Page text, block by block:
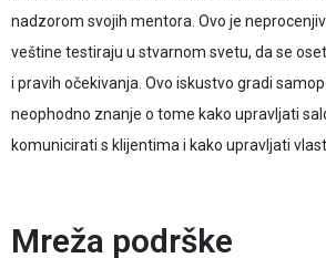
nadzorom svojih mentora. Ovo je
veštine testiraju u stvarnom svetu, da se
i pravih očekivanja. Ovo iskustvo gradi
neophodno znanje o tome kako upravljati
komunicirati s klijentima i kako upravljati
Mreža podrške